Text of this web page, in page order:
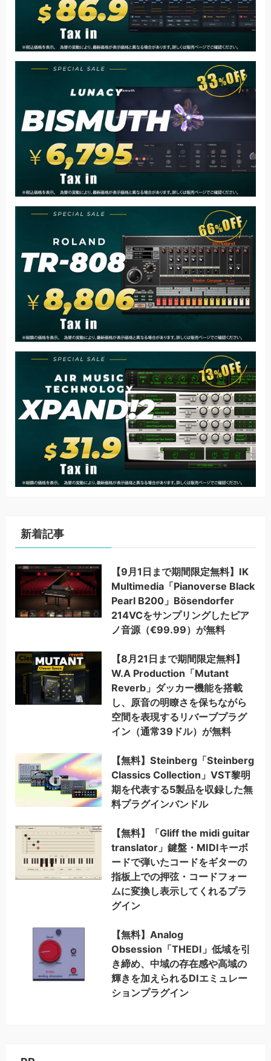
新着記事
【9月1日まで期間限定無料】IK
Multimedia「Pianoverse Black
Pearl B200」Bösendorfer
214VCをサンプリングしたピア
ノ音源（€99.99）が無料
【8月21日まで期間限定無料】
W.A Production「Mutant
Reverb」ダッカー機能を搭載
し、原音の明瞭さを保ちながら
空間を表現するリバーブプラグ
イン（通常39ドル）が無料
【無料】Steinberg「Steinberg
Classics Collection」VST黎明
期を代表する5製品を収録した無
料プラグインバンドル
【無料】「Gliff the midi guitar
translator」鍵盤・MIDIキーボ
ードで弾いたコードをギターの
指板上での押弦・コードフォー
ムに変換し表示してくれるプラ
グイン
【無料】Analog
Obsession「THEDI」低域を引
き締め、中域の存在感や高域の
輝きを加えられるDIエミュレー
ションプラグイン